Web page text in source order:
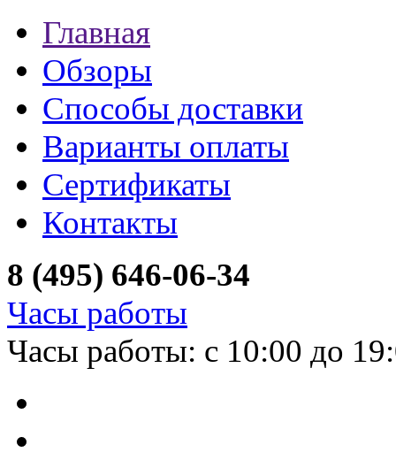
Главная
Обзоры
Способы доставки
Варианты оплаты
Сертификаты
Контакты
8 (495) 646-06-34
Часы работы
Часы работы: с 10:00 до